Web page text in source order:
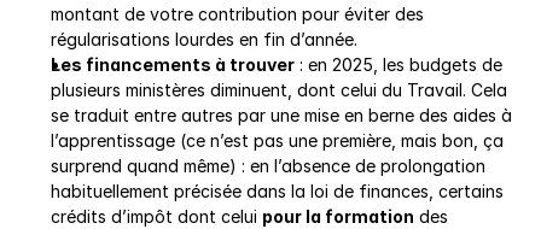
montant de votre contribution pour éviter des
régularisations lourdes en fin d’année.
Les financements à trouver : en 2025, les budgets de
plusieurs ministères diminuent, dont celui du Travail. Cela
se traduit entre autres par une mise en berne des aides à
l’apprentissage (ce n’est pas une première, mais bon, ça
surprend quand même) : en l’absence de prolongation
habituellement précisée dans la loi de finances, certains
crédits d’impôt dont celui pour la formation des